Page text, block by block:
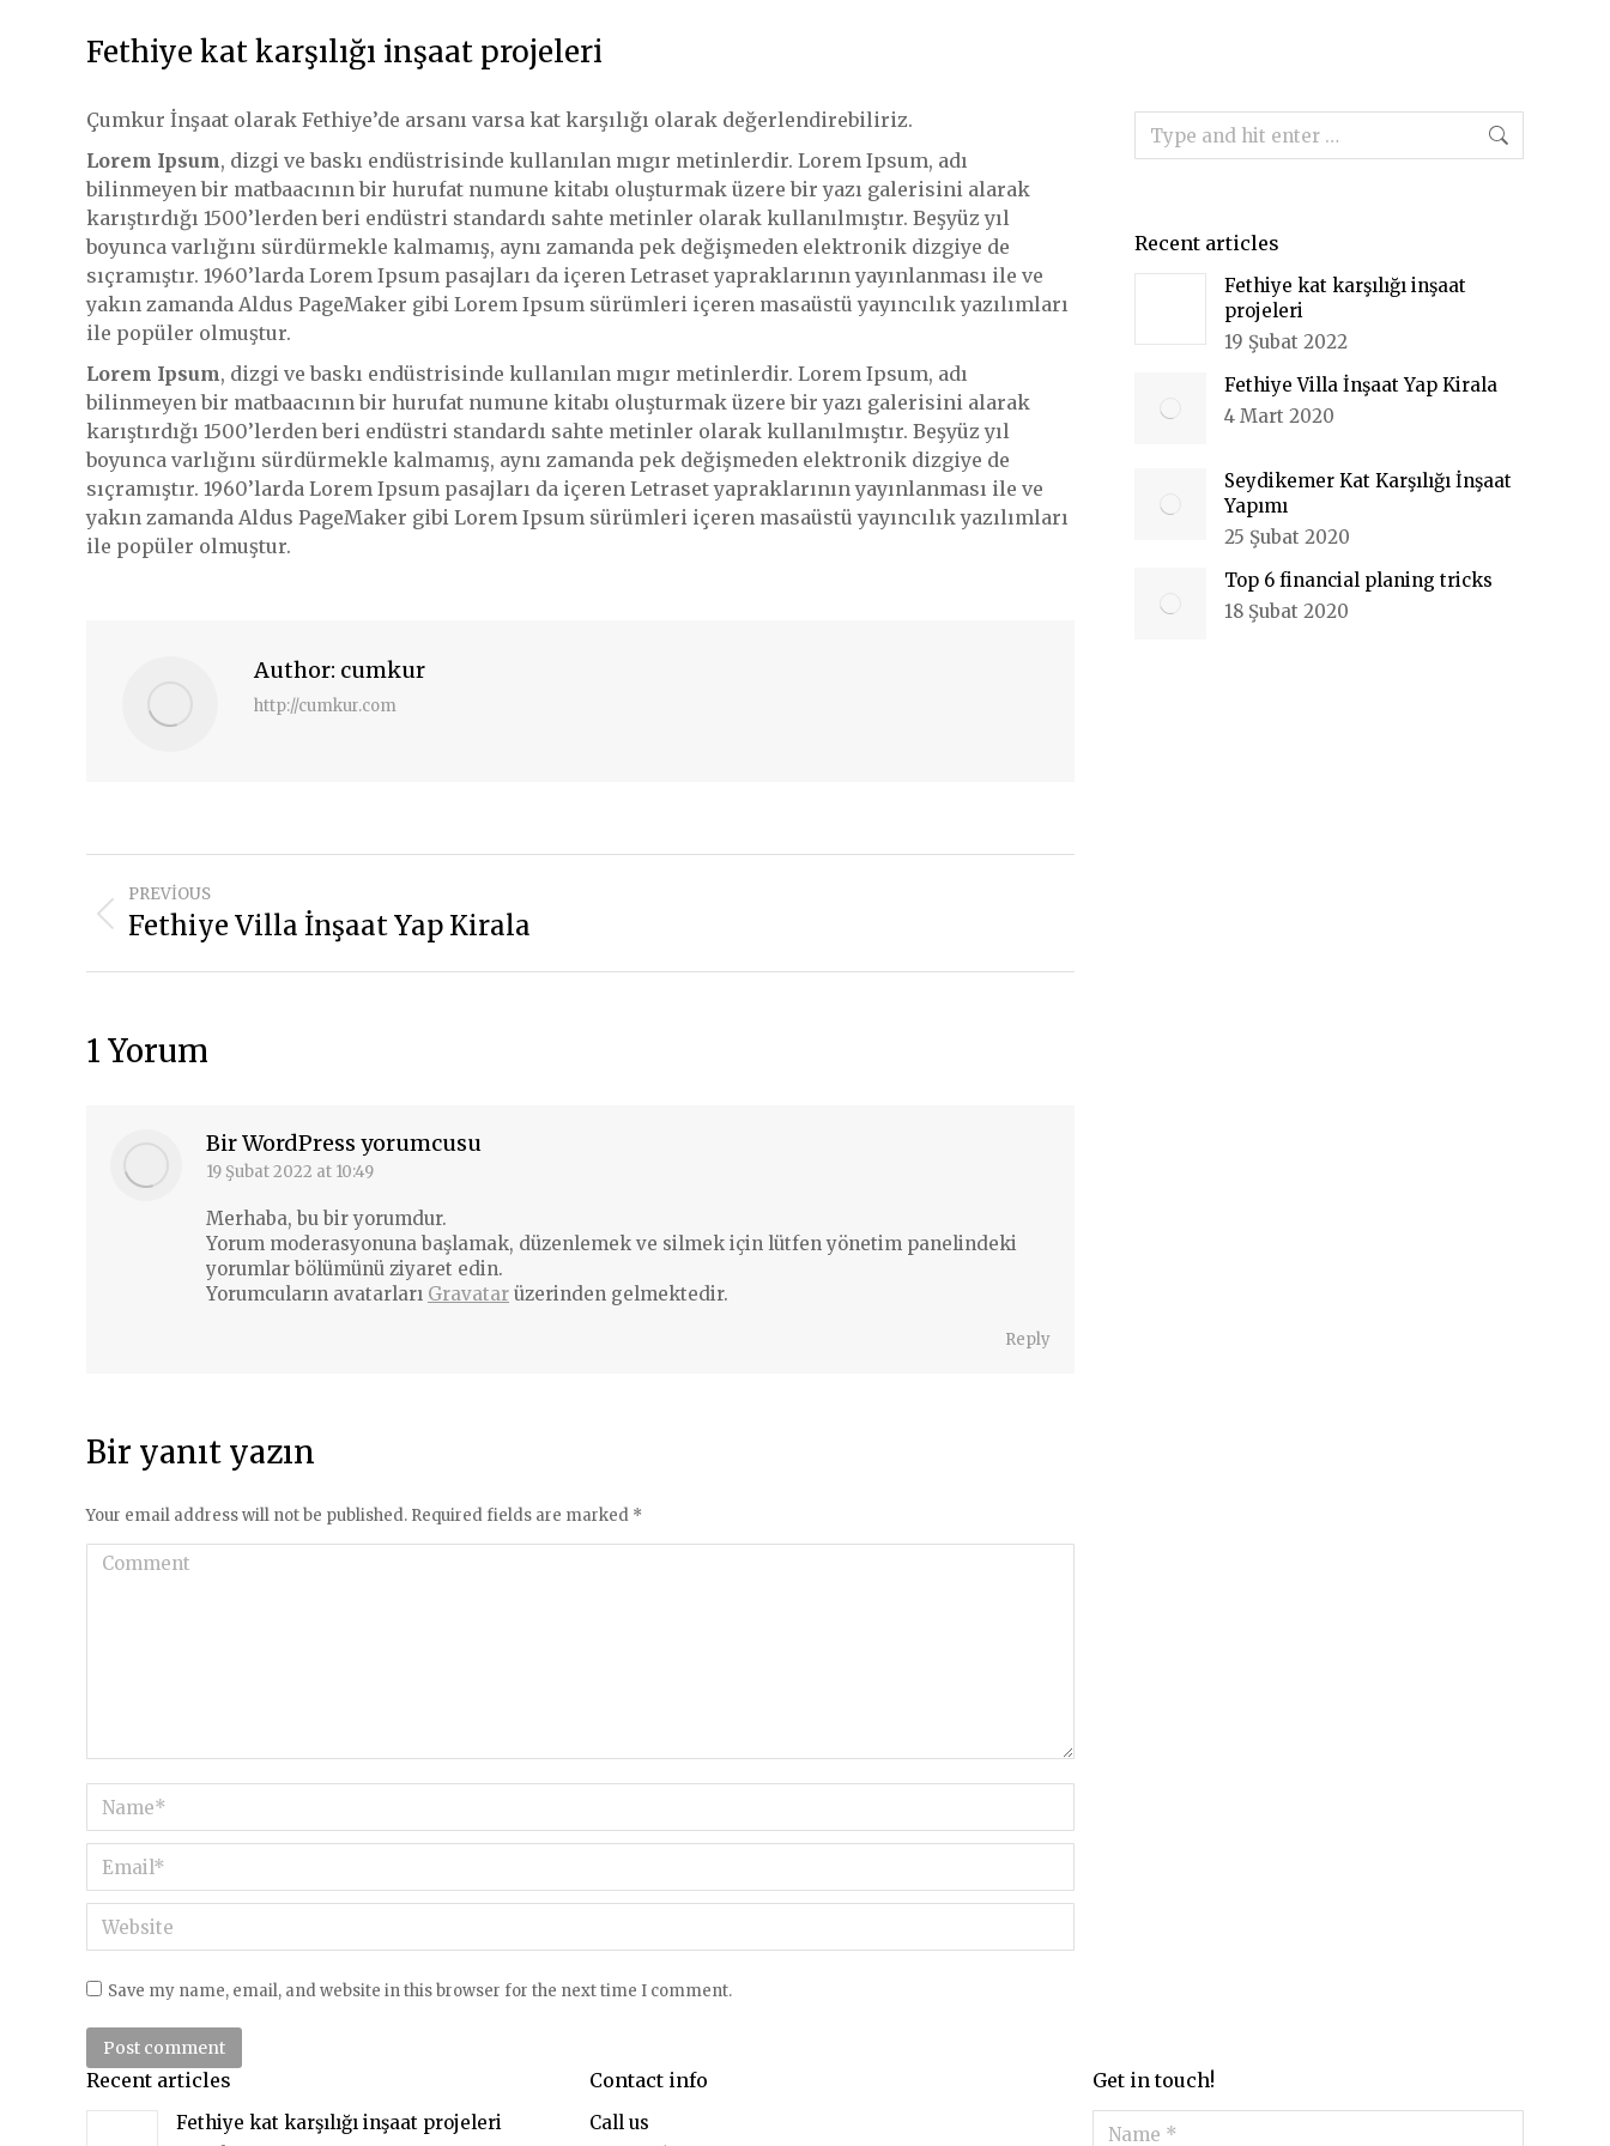
Fethiye kat karşılığı inşaat projeleri
Çumkur İnşaat olarak Fethiye’de arsanı varsa kat karşılığı olarak değerlendirebiliriz.
Lorem Ipsum, dizgi ve baskı endüstrisinde kullanılan mıgır metinlerdir. Lorem Ipsum, adı
bilinmeyen bir matbaacının bir hurufat numune kitabı oluşturmak üzere bir yazı galerisini alarak
karıştırdığı 1500’lerden beri endüstri standardı sahte metinler olarak kullanılmıştır. Beşyüz yıl
boyunca varlığını sürdürmekle kalmamış, aynı zamanda pek değişmeden elektronik dizgiye de
sıçramıştır. 1960’larda Lorem Ipsum pasajları da içeren Letraset yapraklarının yayınlanması ile ve
yakın zamanda Aldus PageMaker gibi Lorem Ipsum sürümleri içeren masaüstü yayıncılık yazılımları
ile popüler olmuştur.
Lorem Ipsum, dizgi ve baskı endüstrisinde kullanılan mıgır metinlerdir. Lorem Ipsum, adı
bilinmeyen bir matbaacının bir hurufat numune kitabı oluşturmak üzere bir yazı galerisini alarak
karıştırdığı 1500’lerden beri endüstri standardı sahte metinler olarak kullanılmıştır. Beşyüz yıl
boyunca varlığını sürdürmekle kalmamış, aynı zamanda pek değişmeden elektronik dizgiye de
sıçramıştır. 1960’larda Lorem Ipsum pasajları da içeren Letraset yapraklarının yayınlanması ile ve
yakın zamanda Aldus PageMaker gibi Lorem Ipsum sürümleri içeren masaüstü yayıncılık yazılımları
ile popüler olmuştur.
Author: cumkur
http://cumkur.com
Post
navigation
PREVIOUS
Previous
Fethiye Villa İnşaat Yap Kirala
1 Yorum
Bir WordPress yorumcusu
says:
19 Şubat 2022 at 10:49
Merhaba, bu bir yorumdur.
Yorum moderasyonuna başlamak, düzenlemek ve silmek için lütfen yönetim panelindeki
yorumlar bölümünü ziyaret edin.
Yorumcuların avatarları Gravatar üzerinden gelmektedir.
Reply
Bir yanıt yazın
Your email address will not be published. Required fields are marked *
Comment
Name *
Email *
Website
Save my name, email, and website in this browser for the next time I comment.
Post comment
Search:
Recent articles
Fethiye kat karşılığı inşaat
projeleri
19 Şubat 2022
Fethiye Villa İnşaat Yap Kirala
4 Mart 2020
Seydikemer Kat Karşılığı İnşaat
Yapımı
25 Şubat 2020
Top 6 financial planing tricks
18 Şubat 2020
Recent articles
Fethiye kat karşılığı inşaat projeleri
Contact info
Call us
Get in touch!
Name *